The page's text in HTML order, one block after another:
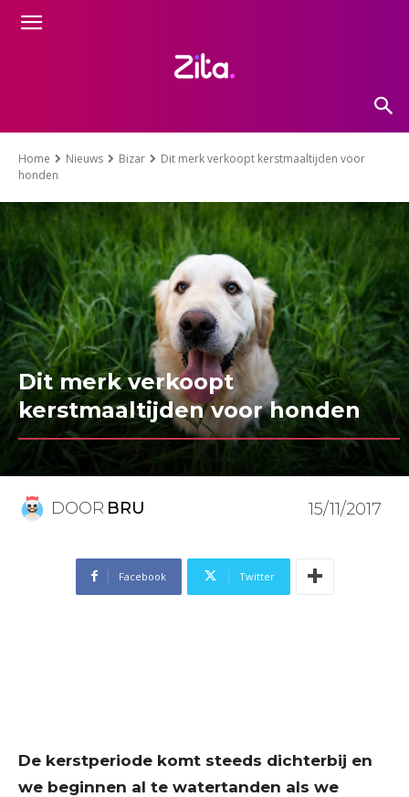
Home Nieuws Bizar
Dit merk verkoopt kerstmaaltijden voor
honden
Dit merk verkoopt
kerstmaaltijden voor honden
DOOR BRU 15/11/2017
Facebook Twitter
De kerstperiode komt steeds dichterbij en
we beginnen al te watertanden als we